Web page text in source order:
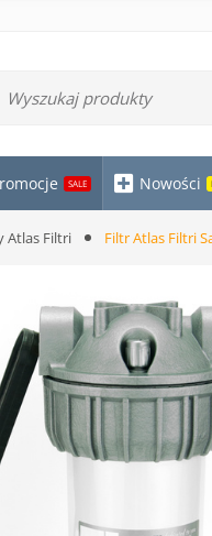
SALE Nowości
Atlas Filtri Filtr Atlas Filtri